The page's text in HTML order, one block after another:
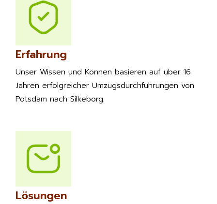
Erfahrung
Unser Wissen und Können basieren auf über 16
Jahren erfolgreicher Umzugsdurchführungen von
Potsdam nach Silkeborg.
Lösungen